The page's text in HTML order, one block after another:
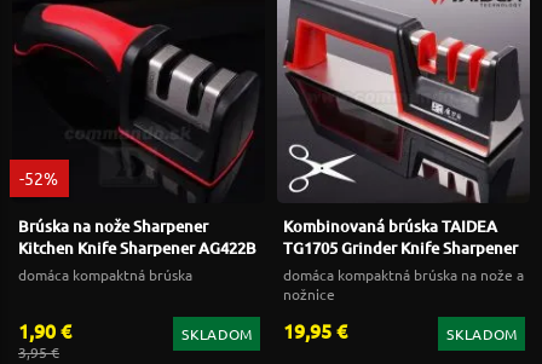
-52%
Brúska na nože Sharpener
Kitchen Knife Sharpener AG422B
domáca kompaktná brúska
1,90 €
3,95 €
SKLADOM
Kombinovaná brúska TAIDEA
TG1705 Grinder Knife Sharpener
domáca kompaktná brúska na nože a
nožnice
19,95 € SKLADOM